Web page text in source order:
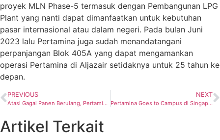
proyek MLN Phase-5 termasuk dengan Pembangunan LPG
Plant yang nanti dapat dimanfaatkan untuk kebutuhan
pasar internasional atau dalam negeri. Pada bulan Juni
2023 lalu Pertamina juga sudah menandatangani
perpanjangan Blok 405A yang dapat mengamankan
operasi Pertamina di Aljazair setidaknya untuk 25 tahun ke
depan.
PREVIOUS
Atasi Gagal Panen Berulang, Pertamina EP Sukowati Field Dukung Implementasi Program SRI Satu-satunya di Tuban
NEXT
Pertamina Goes to Campus di Singapura, Ajak Mahasiswa Indonesia Bangun Masa Depan Energi Berkelanjutan
Artikel Terkait